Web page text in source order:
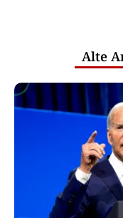
Alte